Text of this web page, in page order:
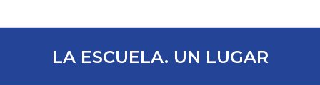
LA ESCUELA. UN LUGAR